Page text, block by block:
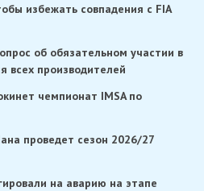
избежать совпадения с FIA
об обязательном участии в
всех производителей
чемпионат IMSA по
проведет сезон 2026/27
на аварию на этапе